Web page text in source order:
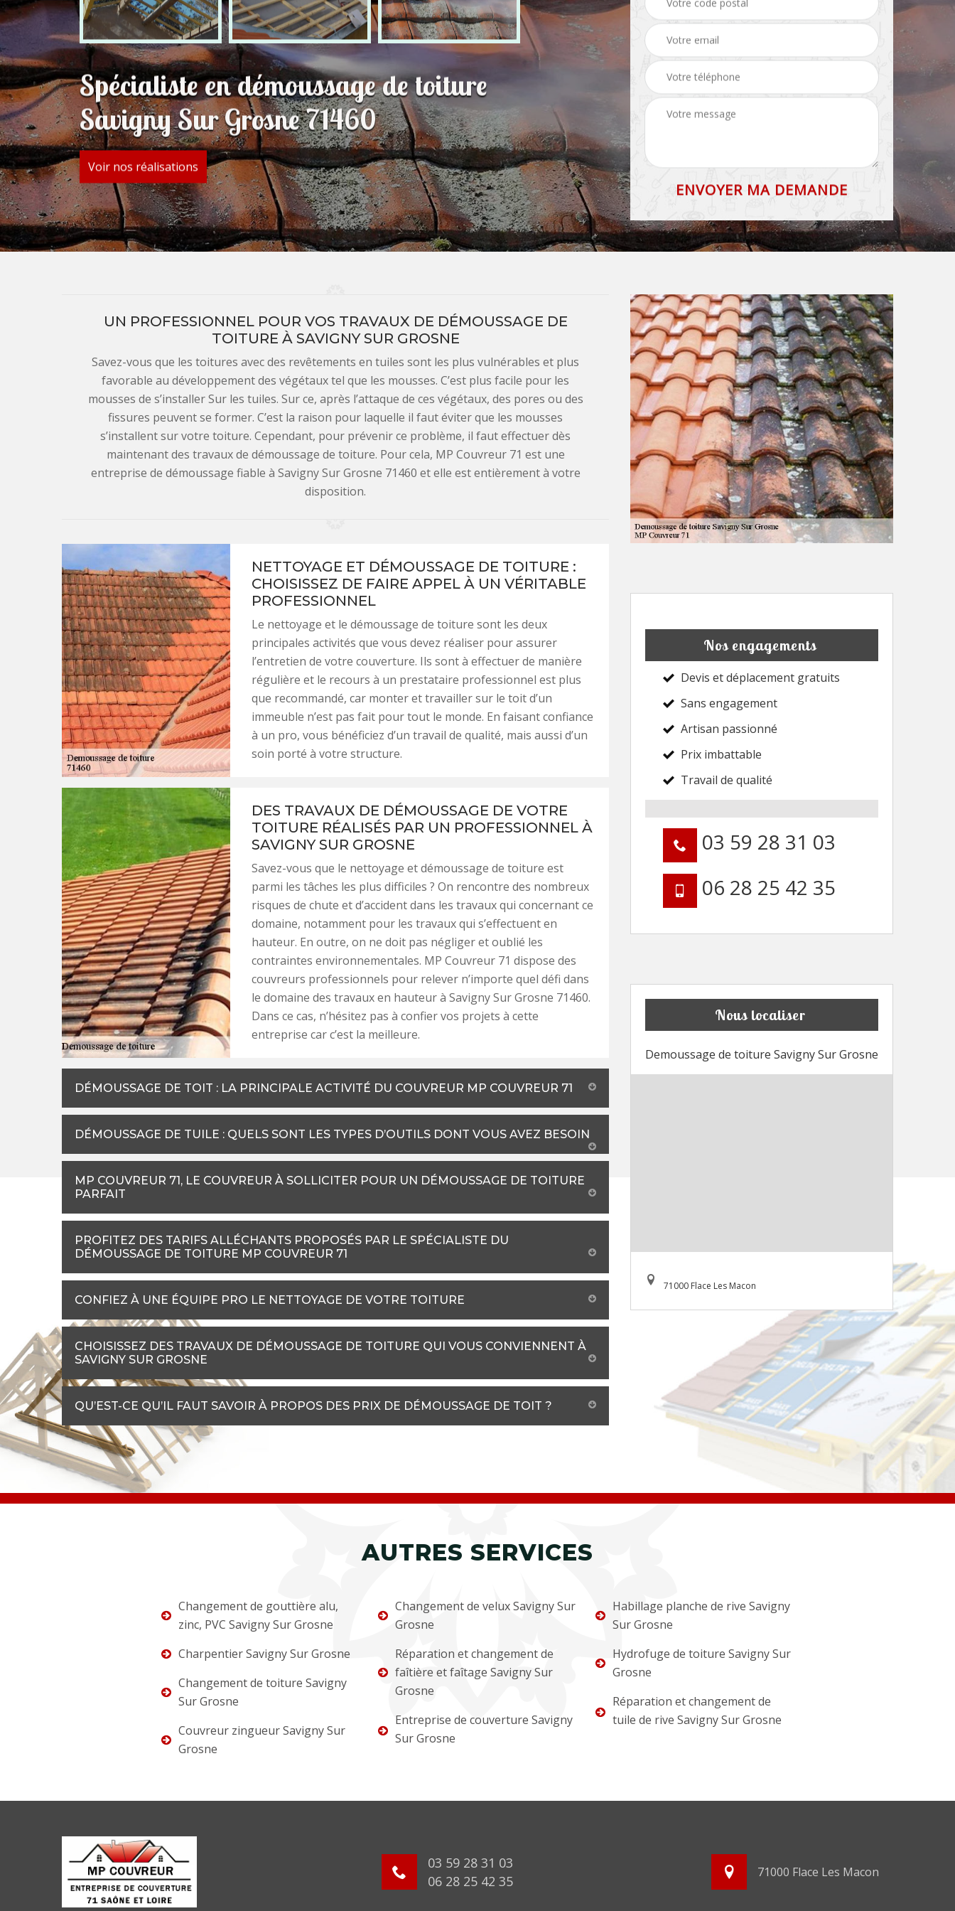
Spécialiste en démoussage de toiture
Savigny Sur Grosne 71460
Voir nos réalisations
UN PROFESSIONNEL POUR VOS TRAVAUX DE DÉMOUSSAGE DE
TOITURE À SAVIGNY SUR GROSNE
Savez-vous que les toitures avec des revêtements en tuiles sont les plus vulnérables et plus
favorable au développement des végétaux tel que les mousses. C’est plus facile pour les
mousses de s’installer Sur les tuiles. Sur ce, après l’attaque de ces végétaux, des pores ou des
fissures peuvent se former. C’est la raison pour laquelle il faut éviter que les mousses
s’installent sur votre toiture. Cependant, pour prévenir ce problème, il faut effectuer dès
maintenant des travaux de démoussage de toiture. Pour cela, MP Couvreur 71 est une
entreprise de démoussage fiable à Savigny Sur Grosne 71460 et elle est entièrement à votre
disposition.
NETTOYAGE ET DÉMOUSSAGE DE TOITURE :
CHOISISSEZ DE FAIRE APPEL À UN VÉRITABLE
PROFESSIONNEL
Le nettoyage et le démoussage de toiture sont les deux
principales activités que vous devez réaliser pour assurer
l’entretien de votre couverture. Ils sont à effectuer de manière
régulière et le recours à un prestataire professionnel est plus
que recommandé, car monter et travailler sur le toit d’un
immeuble n’est pas fait pour tout le monde. En faisant confiance
à un pro, vous bénéficiez d’un travail de qualité, mais aussi d’un
soin porté à votre structure.
DES TRAVAUX DE DÉMOUSSAGE DE VOTRE
TOITURE RÉALISÉS PAR UN PROFESSIONNEL À
SAVIGNY SUR GROSNE
Savez-vous que le nettoyage et démoussage de toiture est
parmi les tâches les plus difficiles ? On rencontre des nombreux
risques de chute et d’accident dans les travaux qui concernant ce
domaine, notamment pour les travaux qui s’effectuent en
hauteur. En outre, on ne doit pas négliger et oublié les
contraintes environnementales. MP Couvreur 71 dispose des
couvreurs professionnels pour relever n’importe quel défi dans
le domaine des travaux en hauteur à Savigny Sur Grosne 71460.
Dans ce cas, n’hésitez pas à confier vos projets à cette
entreprise car c’est la meilleure.
DÉMOUSSAGE DE TOIT : LA PRINCIPALE ACTIVITÉ DU COUVREUR MP COUVREUR 71
DÉMOUSSAGE DE TUILE : QUELS SONT LES TYPES D’OUTILS DONT VOUS AVEZ BESOIN
MP COUVREUR 71, LE COUVREUR À SOLLICITER POUR UN DÉMOUSSAGE DE TOITURE
PARFAIT
PROFITEZ DES TARIFS ALLÉCHANTS PROPOSÉS PAR LE SPÉCIALISTE DU
DÉMOUSSAGE DE TOITURE MP COUVREUR 71
CONFIEZ À UNE ÉQUIPE PRO LE NETTOYAGE DE VOTRE TOITURE
CHOISISSEZ DES TRAVAUX DE DÉMOUSSAGE DE TOITURE QUI VOUS CONVIENNENT À
SAVIGNY SUR GROSNE
QU’EST-CE QU’IL FAUT SAVOIR À PROPOS DES PRIX DE DÉMOUSSAGE DE TOIT ?
Nos engagements
Devis et déplacement gratuits
Sans engagement
Artisan passionné
Prix imbattable
Travail de qualité
03 59 28 31 03
06 28 25 42 35
Nous localiser
Demoussage de toiture Savigny Sur Grosne
71000 Flace Les Macon
AUTRES SERVICES
Changement de gouttière alu,
zinc, PVC Savigny Sur Grosne
Charpentier Savigny Sur Grosne
Changement de toiture Savigny
Sur Grosne
Couvreur zingueur Savigny Sur
Grosne
Changement de velux Savigny Sur
Grosne
Réparation et changement de
faîtière et faîtage Savigny Sur
Grosne
Entreprise de couverture Savigny
Sur Grosne
Habillage planche de rive Savigny
Sur Grosne
Hydrofuge de toiture Savigny Sur
Grosne
Réparation et changement de
tuile de rive Savigny Sur Grosne
03 59 28 31 03
06 28 25 42 35
71000 Flace Les Macon